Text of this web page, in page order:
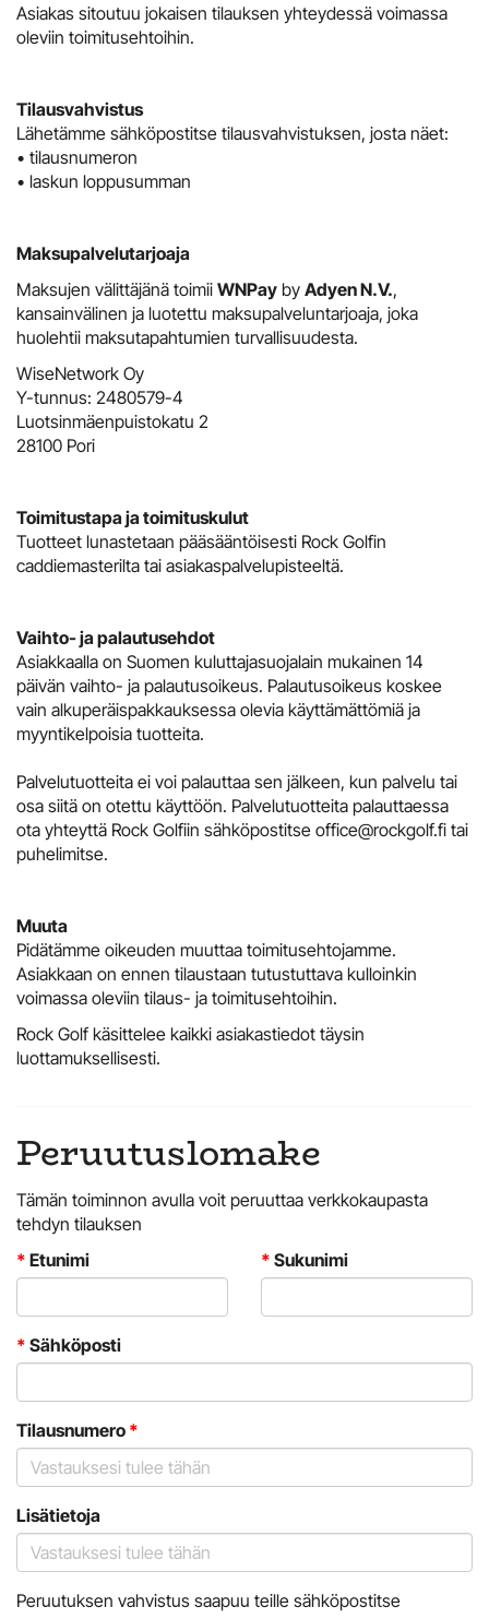
Asiakas sitoutuu jokaisen tilauksen yhteydessä voimassa
oleviin toimitusehtoihin.
Tilausvahvistus
Lähetämme sähköpostitse tilausvahvistuksen, josta näet:
• tilausnumeron
• laskun loppusumman
Maksupalvelutarjoaja
Maksujen välittäjänä toimii WNPay by Adyen N.V.,
kansainvälinen ja luotettu maksupalveluntarjoaja, joka
huolehtii maksutapahtumien turvallisuudesta.
WiseNetwork Oy
Y-tunnus: 2480579-4
Luotsinmäenpuistokatu 2
28100 Pori
Toimitustapa ja toimituskulut
Tuotteet lunastetaan pääsääntöisesti Rock Golfin
caddiemasterilta tai asiakaspalvelupisteeltä.
Vaihto- ja palautusehdot
Asiakkaalla on Suomen kuluttajasuojalain mukainen 14
päivän vaihto- ja palautusoikeus. Palautusoikeus koskee
vain alkuperäispakkauksessa olevia käyttämättömiä ja
myyntikelpoisia tuotteita.
Palvelutuotteita ei voi palauttaa sen jälkeen, kun palvelu tai
osa siitä on otettu käyttöön. Palvelutuotteita palauttaessa
ota yhteyttä Rock Golfiin sähköpostitse office@rockgolf.fi tai
puhelimitse.
Muuta
​​​​​​​Pidätämme oikeuden muuttaa toimitusehtojamme.
Asiakkaan on ennen tilaustaan tutustuttava kulloinkin
voimassa oleviin tilaus- ja toimitusehtoihin.
Rock Golf käsittelee kaikki asiakastiedot täysin
luottamuksellisesti.
Peruutuslomake
Tämän toiminnon avulla voit peruuttaa verkkokaupasta
tehdyn tilauksen
* Etunimi * Sukunimi
* Sähköposti
Tilausnumero *
Lisätietoja
Peruutuksen vahvistus saapuu teille sähköpostitse